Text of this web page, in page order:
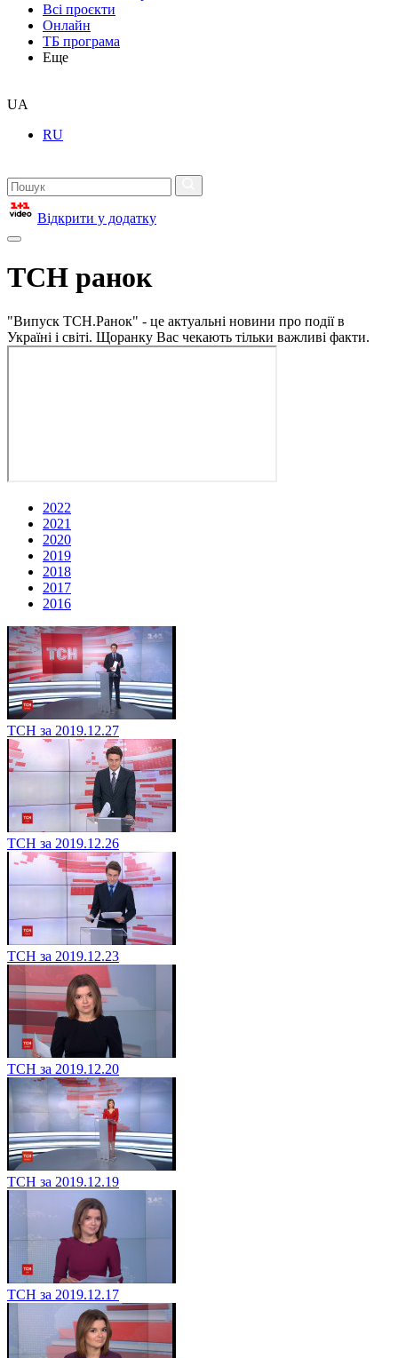
Всі проєкти
Онлайн
ТБ програма
Еще
UA
RU
Відкрити у додатку
ТСН ранок
"Випуск ТСН.Ранок" - це актуальні новини про події в
Україні і світі. Щоранку Вас чекають тільки важливі факти.
2022
2021
2020
2019
2018
2017
2016
ТСН за 2019.12.27
ТСН за 2019.12.26
ТСН за 2019.12.23
ТСН за 2019.12.20
ТСН за 2019.12.19
ТСН за 2019.12.17